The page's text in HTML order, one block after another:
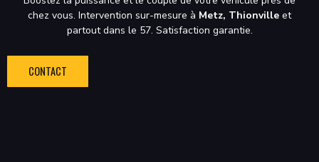
chez vous. Intervention sur-mesure à Metz, Thionville et
partout dans le 57. Satisfaction garantie.
CONTACT